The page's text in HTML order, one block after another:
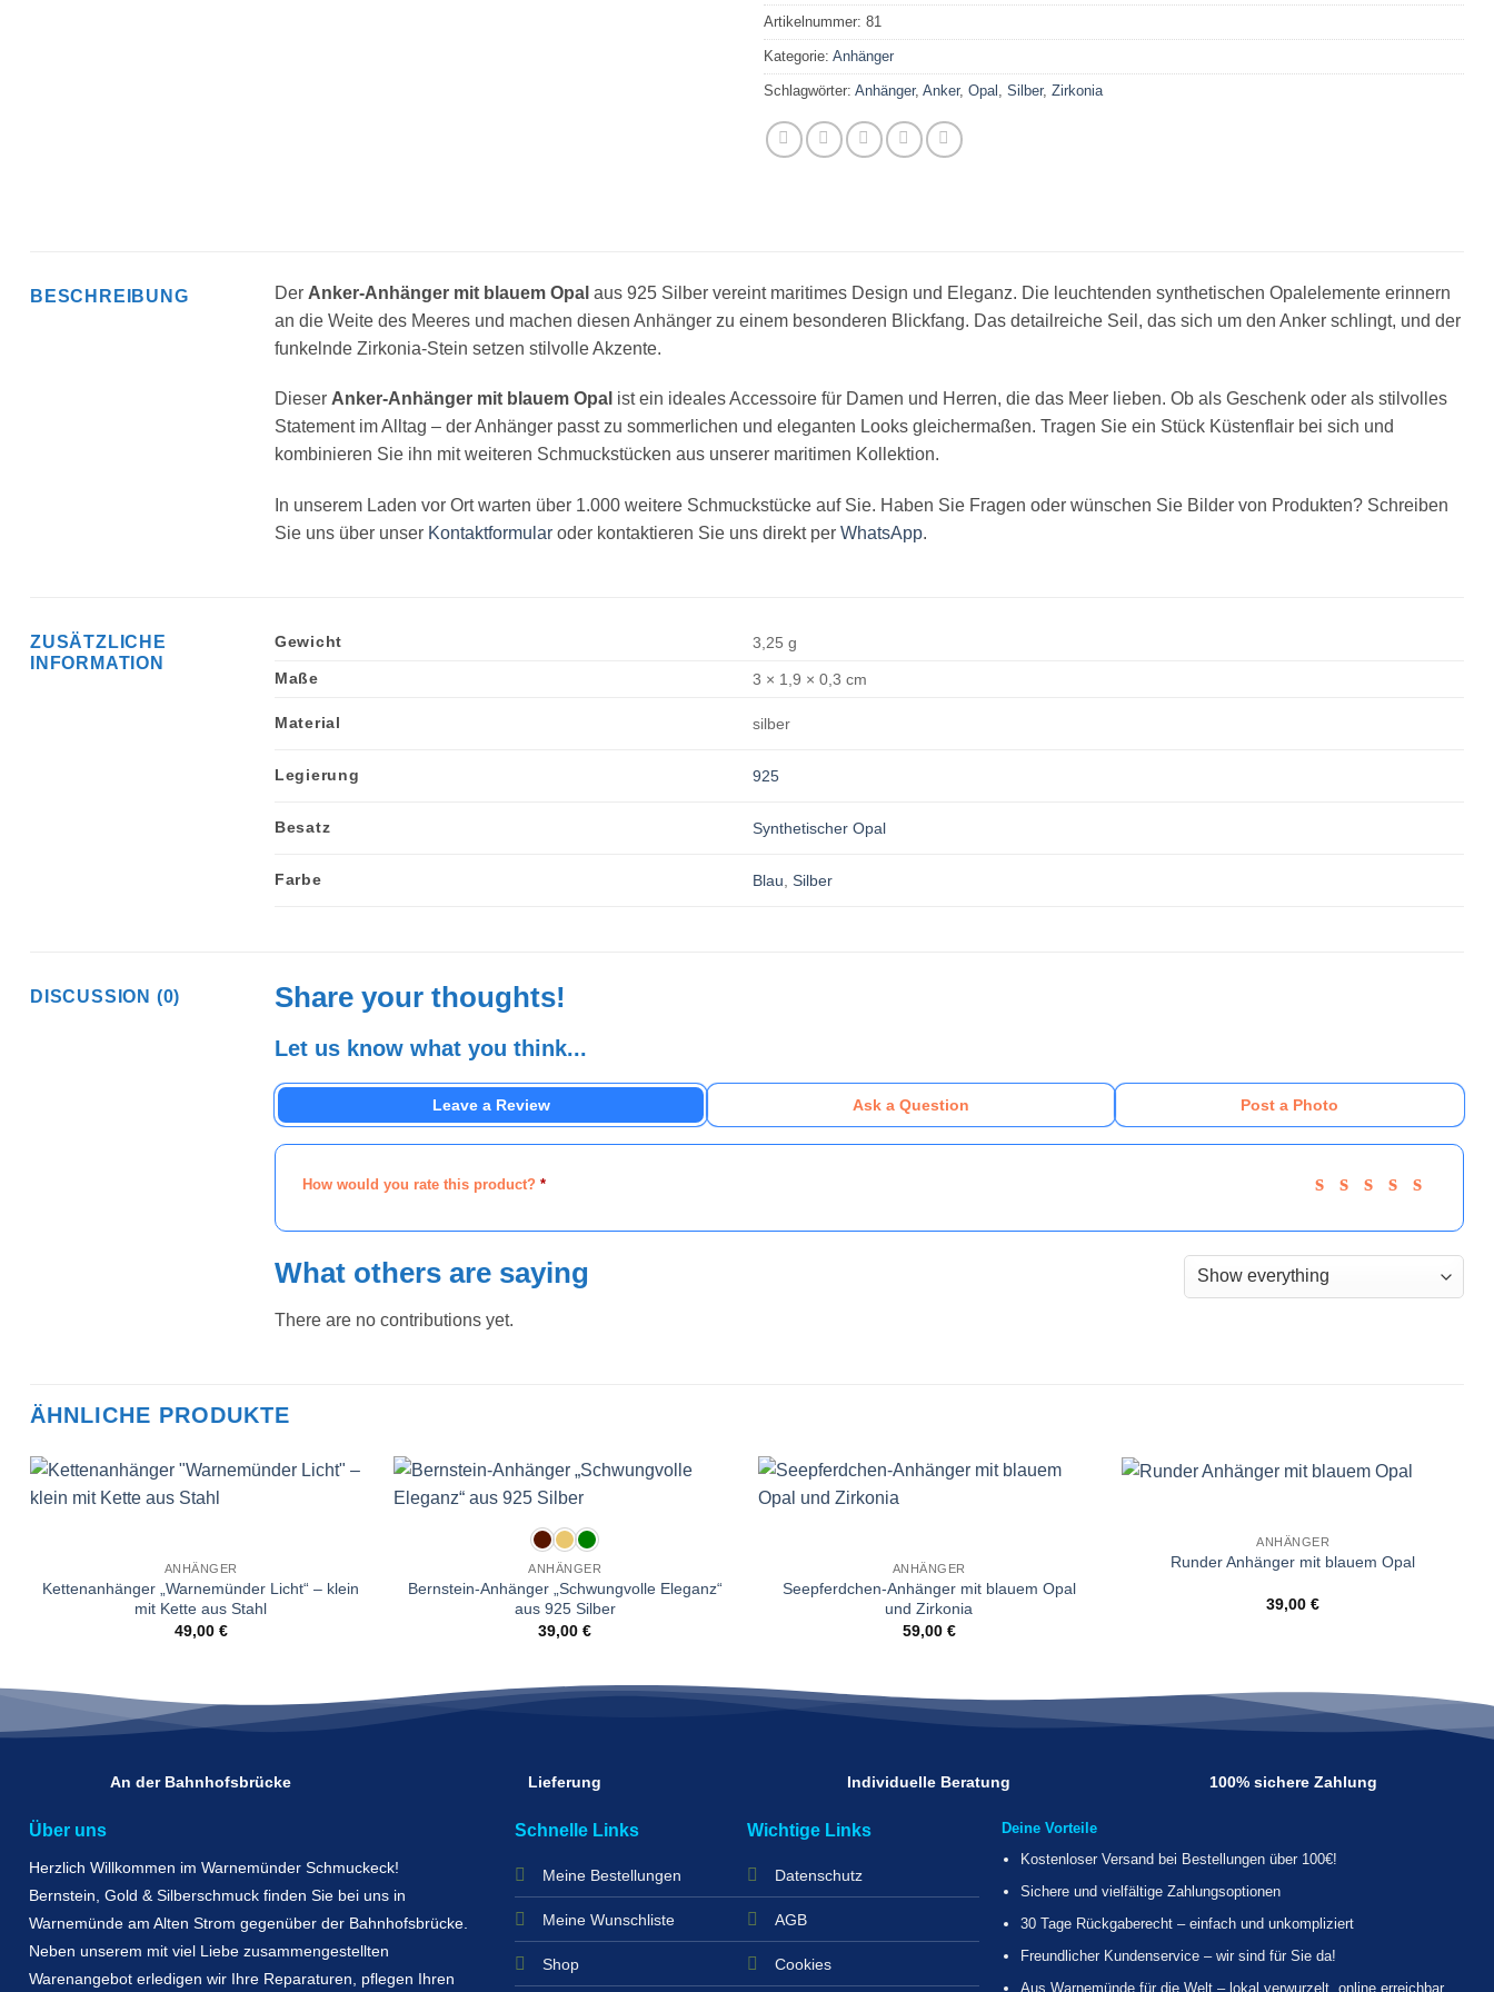
Artikelnummer: 81
Kategorie: Anhänger
Schlagwörter: Anhänger, Anker, Opal Silber, Zirkonia
BESCHREIBUNG Der Anker-Anhänger mit blauem Opal aus 925 Silber vereint maritimes Design und Eleganz. Die leuchtenden synthetischen Opalelemente erinnern
an die Weite des Meeres und machen diesen Anhänger zu einem besonderen Blickfang. Das detailreiche Seil, das sich um den Anker schlingt, und der
funkelnde Zirkonia-Stein setzen stilvolle Akzente.
Dieser Anker-Anhänger mit blauem Opal ist ein ideales Accessoire für Damen und Herren, die das Meer lieben. Ob als Geschenk oder als stilvolles
Statement im Alltag – der Anhänger passt zu sommerlichen und eleganten Looks gleichermaßen. Tragen Sie ein Stück Küstenflair bei sich und
kombinieren Sie ihn mit weiteren Schmuckstücken aus unserer maritimen Kollektion.
In unserem Laden vor Ort warten über 1.000 weitere Schmuckstücke auf Sie. Haben Sie Fragen oder wünschen Sie Bilder von Produkten? Schreiben
Sie uns über unser Kontaktformular oder kontaktieren Sie uns direkt per WhatsApp.
ZUSÄTZLICHE
INFORMATION
Gewicht
3,25 g
Maße
3 × 1,9 × 0,3 cm
Material silber
Legierung 925
Besatz Synthetischer Opal
Farbe Blau ,Silber
DISCUSSION (0) Share your thoughts!
Let us know what you think...
Leave a Review Ask a Question Post a Photo
How would you rate this product? *
What others are saying
There are no contributions yet.
ÄHNLICHE PRODUKTE
ANHÄNGER
Kettenanhänger „Warnemünder Licht“ – klein
mit Kette aus Stahl
49,00 €
ANHÄNGER
Bernstein-Anhänger „Schwungvolle Eleganz“
aus 925 Silber
39,00€
ANHÄNGER
Seepferdchen-Anhänger mit blauem Opal
und Zirkonia
59,00 €
ANHÄNGER
Runder Anhänger mit blauem Opal
39,00€
An der Bahnhofsbrücke Lieferung Individuelle Beratung 100% sichere Zahlung
Über uns
Herzlich Willkommen im Warnemünder Schmuckeck!
Bernstein, Gold & Silberschmuck finden Sie bei uns in
Warnemünde am Alten Strom gegenüber der Bahnhofsbrücke.
Neben unserem mit viel Liebe zusammengestellten
Warenangebot erledigen wir Ihre Reparaturen, pflegen Ihren
Schnelle Links
Meine Bestellungen
Meine Wunschliste
Shop
Wichtige Links
Datenschutz
AGB
Cookies
Deine Vorteile
Kostenloser Versand bei Bestellungen über 100€!
Sichere und vielfältige Zahlungsoptionen
30 Tage Rückgaberecht – einfach und unkompliziert
Freundlicher Kundenservice – wir sind für Sie da!
Aus Warnemünde für die Welt – lokal verwurzelt, online erreichbar